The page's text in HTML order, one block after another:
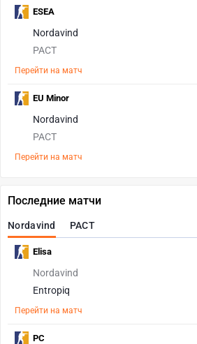
Nordavind
PACT
Перейти на матч
ESEA
Nordavind
PACT
Перейти на матч
EU Minor
Последние матчи
Nordavind PACT
Nordavind
Entropiq
Перейти на матч
Elisa
PC